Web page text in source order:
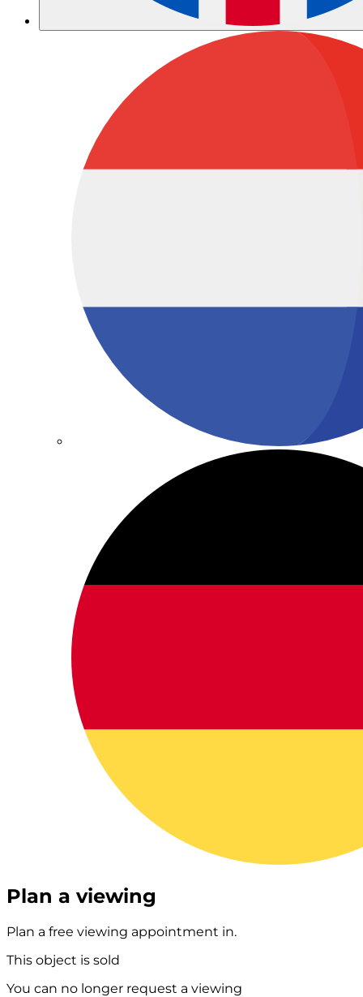
Plan a viewing
Plan a free viewing appointment in.
This object is sold
You can no longer request a viewing